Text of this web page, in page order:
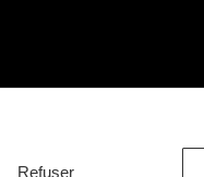
Refuser